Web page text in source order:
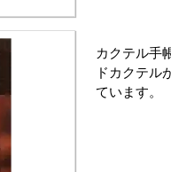
カクテル手
ドカクテル
ています。